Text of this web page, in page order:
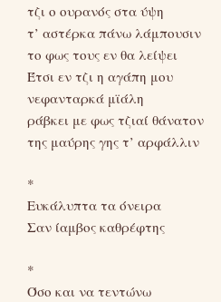
τζι ο ουρανός στα ύψη
τ’ αστέρκα πάνω λάμπουσιν
το φως τους εν θα λείψει
Έτσι εν τζι η αγάπη μου
νεφανταρκά μϊάλη
ράβκει με φως τζιαί θάνατον
της μαύρης γης τ’ αρφάλλιν
*
Ευκάλυπτα τα όνειρα
Σαν ίαμβος καθρέφτης
*
Όσο και να τεντώνω